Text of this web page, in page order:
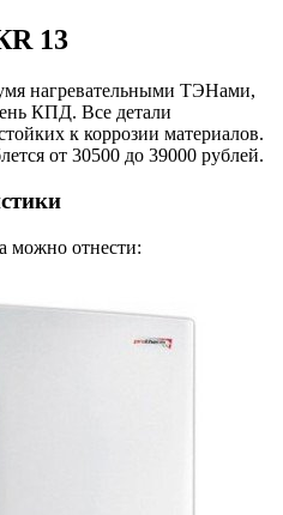
13
нагревательными ТЭНами,
КПД. Все детали
к коррозии материалов.
от 30500 до 39000 рублей.
можно отнести: